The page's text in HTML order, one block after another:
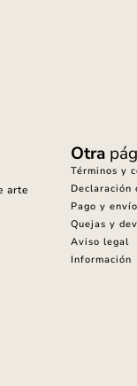
arte
Otra
Términos y
Declaración
Pago y envío
Quejas y
Aviso legal
Información